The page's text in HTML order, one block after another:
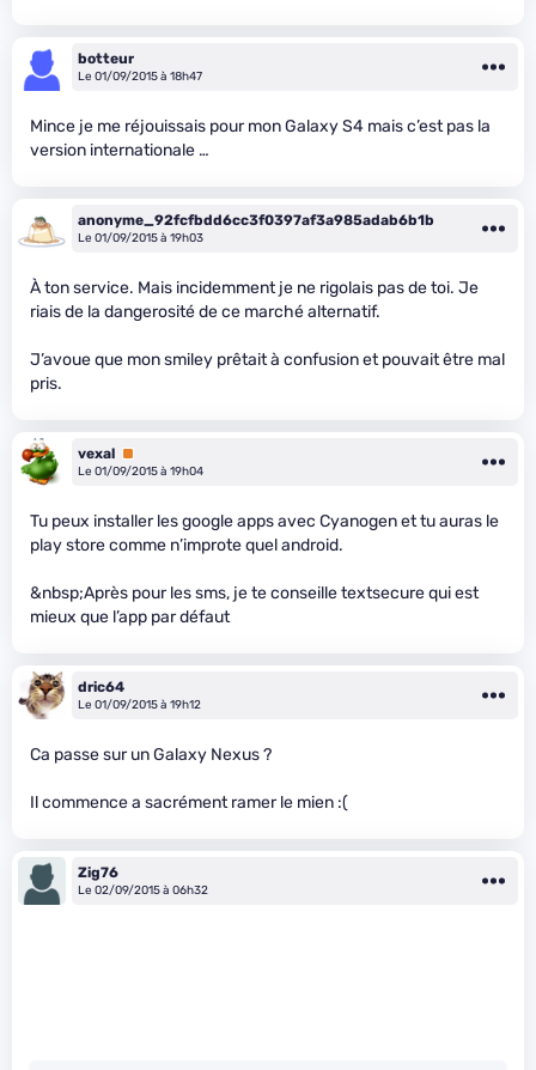
botteur
Le 01/09/2015 à 18h47
Mince je me réjouissais pour mon Galaxy S4 mais c’est pas la
version internationale …
anonyme_92fcfbdd6cc3f0397af3a985adab6b1b
Le 01/09/2015 à 19h03
À ton service. Mais incidemment je ne rigolais pas de toi. Je
riais de la dangerosité de ce marché alternatif.
J’avoue que mon smiley prêtait à confusion et pouvait être mal
pris.
vexal Premium
Le 01/09/2015 à 19h04
Tu peux installer les google apps avec Cyanogen et tu auras le
play store comme n’improte quel android.
&nbsp;Après pour les sms, je te conseille textsecure qui est
mieux que l’app par défaut
dric64
Le 01/09/2015 à 19h12
Ca passe sur un Galaxy Nexus ?
Il commence a sacrément ramer le mien :(
Zig76
Le 02/09/2015 à 06h32